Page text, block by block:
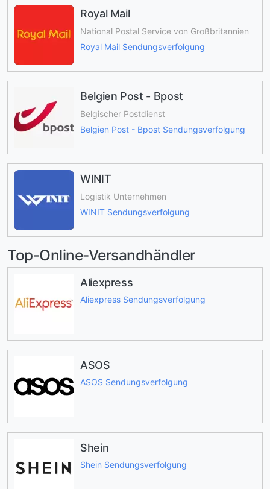
Royal Mail
National Postal Service von Großbritannien
Royal Mail Sendungsverfolgung
Belgien Post - Bpost
Belgischer Postdienst
Belgien Post - Bpost Sendungsverfolgung
WINIT
Logistik Unternehmen
WINIT Sendungsverfolgung
Top-Online-Versandhändler
Aliexpress
Aliexpress Sendungsverfolgung
ASOS
ASOS Sendungsverfolgung
Shein
Shein Sendungsverfolgung